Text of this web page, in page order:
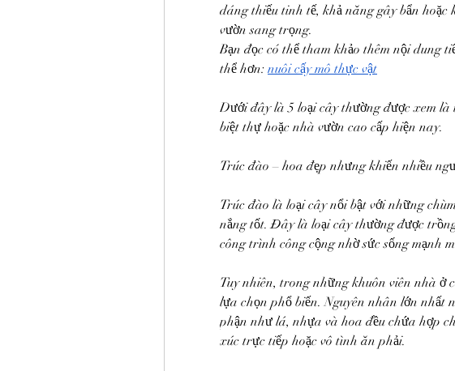
dáng thiếu tinh tế, khả năng gây bẩn
vườn sang trọng.
Bạn đọc có thể tham khảo thêm nội dung
thể hơn: nuôi cấy mô thực vật
Dưới đây là 5 loại cây thường được xem
biệt thự hoặc nhà vườn cao cấp hiện nay.
Trúc đào – hoa đẹp nhưng khiến nhiều
Trúc đào là loại cây nổi bật với những
nắng tốt. Đây là loại cây thường được
công trình công cộng nhờ sức sống mạnh
Tuy nhiên, trong những khuôn viên nhà ở
lựa chọn phổ biến. Nguyên nhân lớn nhất
phận như lá, nhựa và hoa đều chứa hợp
xúc trực tiếp hoặc vô tình ăn phải.